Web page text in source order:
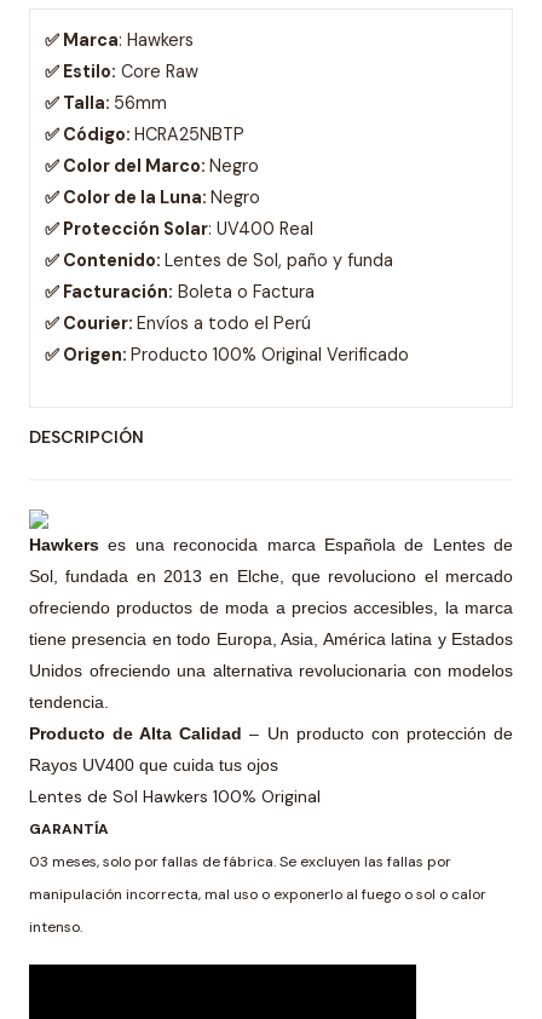
✅ Marca: Hawkers
✅ Estilo: Core Raw
✅ Talla: 56mm
✅ Código: HCRA25NBTP
✅ Color del Marco: Negro
✅ Color de la Luna: Negro
✅ Protección Solar: UV400 Real
✅ Contenido: Lentes de Sol, paño y funda
✅ Facturación: Boleta o Factura
✅ Courier: Envíos a todo el Perú
✅ Origen: Producto 100% Original Verificado
DESCRIPCIÓN
Hawkerses una reconocida marca Española de Lentes de
Sol, fundada en 2013 en Elche, que revoluciono el mercado
ofreciendo productos de moda a precios accesibles, la marca
tiene presencia en todo Europa, Asia, América latina y Estados
Unidos ofreciendo una alternativa revolucionaria con modelos
tendencia.
Producto de Alta Calidad– Un producto con protección de
Rayos UV400 que cuida tus ojos
Lentes de Sol Hawkers 100% Original
GARANTÍA
03 meses, solo por fallas de fábrica. Se excluyen las fallas por
manipulación incorrecta, mal uso o exponerlo al fuego o sol o calor
intenso.